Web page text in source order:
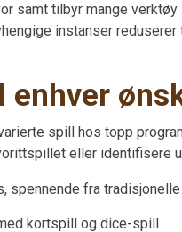
samt tilbyr mange
instanser
spill hos topp
eller identifisere
spennende fra
kortspill og dice-spill